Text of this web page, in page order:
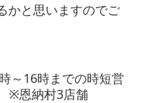
かと思いますのでご
～16時までの時短営
恩納村3店舗